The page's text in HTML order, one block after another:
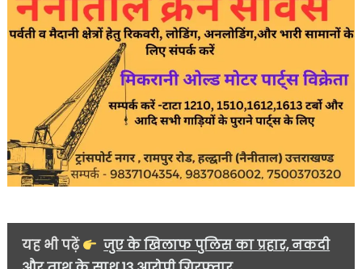
यह भी पढ़ें
जुए के खिलाफ पुलिस का प्रहार, नकदी